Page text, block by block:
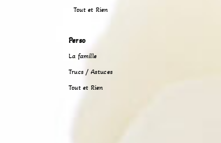
Tout et Rien
Perso
La famille
Trucs / Astuces
Tout et Rien